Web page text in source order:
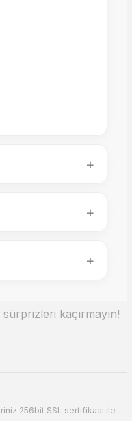
+
+
+
kaçırmayın!
256bit SSL sertifikası ile